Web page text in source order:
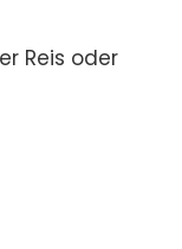
Reis oder